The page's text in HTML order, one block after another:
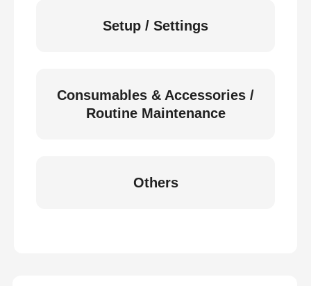
Setup / Settings
Consumables & Accessories /
Routine Maintenance
Others